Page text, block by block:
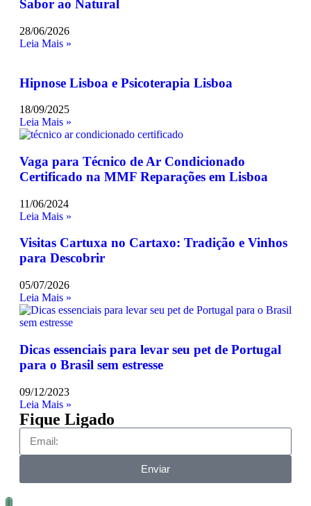
Sabor ao Natural
28/06/2026
Leia Mais »
Hipnose Lisboa e Psicoterapia Lisboa
18/09/2025
Leia Mais »
Vaga para Técnico de Ar Condicionado
Certificado na MMF Reparações em Lisboa
11/06/2024
Leia Mais »
Visitas Cartuxa no Cartaxo: Tradição e Vinhos
para Descobrir
05/07/2026
Leia Mais »
Dicas essenciais para levar seu pet de Portugal
para o Brasil sem estresse
09/12/2023
Leia Mais »
Fique Ligado
Enviar